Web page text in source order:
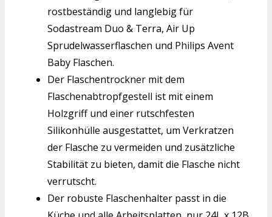
rostbeständig und langlebig für
Sodastream Duo & Terra, Air Up
Sprudelwasserflaschen und Philips Avent
Baby Flaschen.
Der Flaschentrockner mit dem
Flaschenabtropfgestell ist mit einem
Holzgriff und einer rutschfesten
Silikonhülle ausgestattet, um Verkratzen
der Flasche zu vermeiden und zusätzliche
Stabilität zu bieten, damit die Flasche nicht
verrutscht.
Der robuste Flaschenhalter passt in die